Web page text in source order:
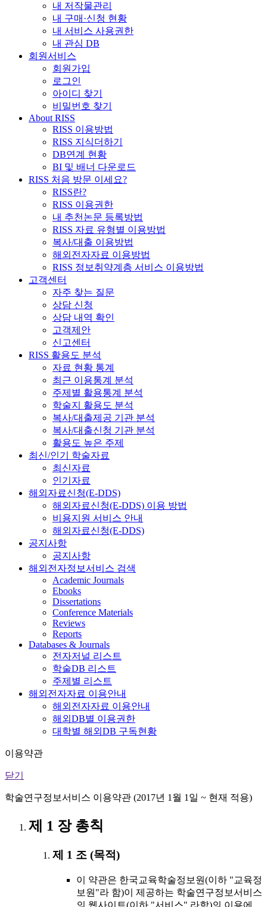
내 저작물관리
내 구매·신청 현황
내 서비스 사용권한
내 관심 DB
회원서비스
회원가입
로그인
아이디 찾기
비밀번호 찾기
About RISS
RISS 이용방법
RISS 지식더하기
DB연계 현황
BI 및 배너 다운로드
RISS 처음 방문 이세요?
RISS란?
RISS 이용권한
내 추천논문 등록방법
RISS 자료 유형별 이용방법
복사/대출 이용방법
해외전자자료 이용방법
RISS 정보취약계층 서비스 이용방법
고객센터
자주 찾는 질문
상담 신청
상담 내역 확인
고객제안
신고센터
RISS 활용도 분석
자료 현황 통계
최근 이용통계 분석
주제별 활용통계 분석
학술지 활용도 분석
복사/대출제공 기관 분석
복사/대출신청 기관 분석
활용도 높은 주제
최신/인기 학술자료
최신자료
인기자료
해외자료신청(E-DDS)
해외자료신청(E-DDS) 이용 방법
비용지원 서비스 안내
해외자료신청(E-DDS)
공지사항
공지사항
해외전자정보서비스 검색
Academic Journals
Ebooks
Dissertations
Conference Materials
Reviews
Reports
Databases & Journals
전자저널 리스트
학술DB 리스트
주제별 리스트
해외전자자료 이용안내
해외전자자료 이용안내
해외DB별 이용권한
대학별 해외DB 구독현황
이용약관
닫기
학술연구정보서비스 이용약관 (2017년 1월 1일 ~ 현재 적용)
제 1 장 총칙
제 1 조 (목적)
이 약관은 한국교육학술정보원(이하 "교육정
보원"라 함)이 제공하는 학술연구정보서비스
의 웹사이트(이하 "서비스" 라함)의 이용에